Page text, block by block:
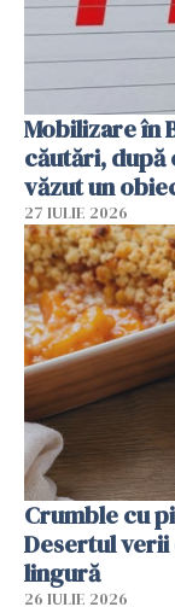
Mobilizare în
căutări, după
văzut un
27 IULIE 2026
Crumble cu
Desertul
lingură
26 IULIE 2026